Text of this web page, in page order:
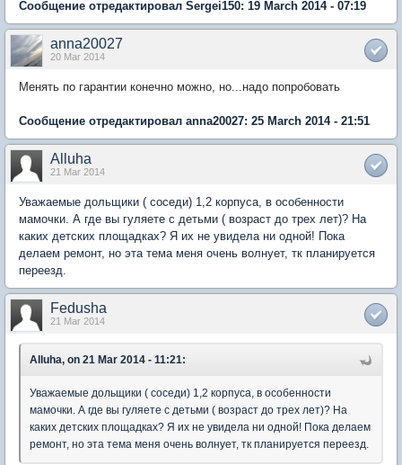
Сообщение отредактировал Sergei150: 19 March 2014 - 07:19
anna20027
20 Mar 2014
Менять по гарантии конечно можно, но...надо попробовать
Сообщение отредактировал anna20027: 25 March 2014 - 21:51
Alluha
21 Mar 2014
Уважаемые дольщики ( соседи) 1,2 корпуса, в особенности
мамочки. А где вы гуляете с детьми ( возраст до трех лет)? На
каких детских площадках? Я их не увидела ни одной! Пока
делаем ремонт, но эта тема меня очень волнует, тк планируется
переезд.
Fedusha
21 Mar 2014
Alluha, on 21 Mar 2014 - 11:21:
Уважаемые дольщики ( соседи) 1,2 корпуса, в особенности
мамочки. А где вы гуляете с детьми ( возраст до трех лет)? На
каких детских площадках? Я их не увидела ни одной! Пока делаем
ремонт, но эта тема меня очень волнует, тк планируется переезд.